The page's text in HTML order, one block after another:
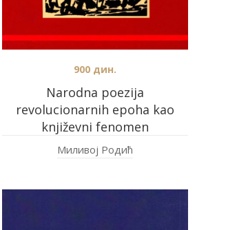
Narodna poezija
revolucionarnih epoha kao
književni fenomen
900 дин.
Миливој Родић